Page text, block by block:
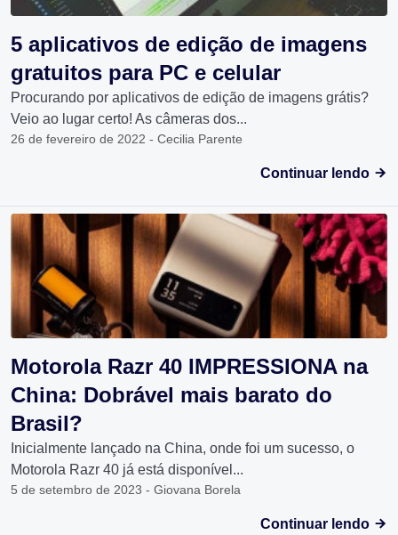
5 aplicativos de edição de imagens
gratuitos para PC e celular
Procurando por aplicativos de edição de imagens grátis?
Veio ao lugar certo! As câmeras dos...
26 de fevereiro de 2022 - Cecilia Parente
Continuar lendo
Motorola Razr 40 IMPRESSIONA na
China: Dobrável mais barato do
Brasil?
Inicialmente lançado na China, onde foi um sucesso, o
Motorola Razr 40 já está disponível...
5 de setembro de 2023 - Giovana Borela
Continuar lendo